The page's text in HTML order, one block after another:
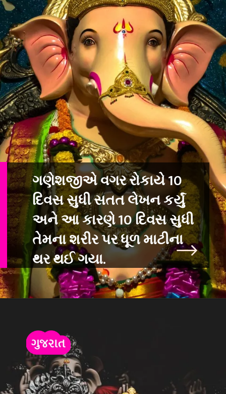
ગણેશજીએ વગર રોકાયે 10
દિવસ સુધી સતત લેખન કર્યું
અને આ કારણે 10 દિવસ સુધી
તેમના શરીર પર ધૂળ માટીના